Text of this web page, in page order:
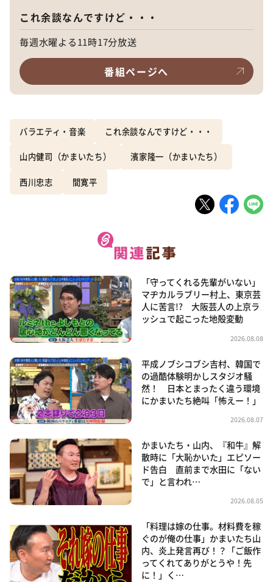
これ余談なんですけど・・・
毎週水曜よる11時17分放送
番組ページへ
バラエティ・音楽 これ余談なんですけど・・・
山内健司（かまいたち） 濱家隆一（かまいたち）
西川忠志 間寛平
「守ってくれる先輩がいない」
マヂカルラブリー村上、東京芸
人に苦言!? 大阪芸人の上京ラ
ッシュで起こった地殻変動
2026.08.08
平成ノブシコブシ吉村、韓国で
の過酷体験明かしスタジオ騒
然！ 日本とまったく違う環境
にかまいたち絶叫「怖えー！」
2026.08.07
かまいたち・山内、『和牛』解
散時に「大恥かいた」エピソー
ド告白 直前まで水田に「ない
で」と言われ…
2026.08.05
「料理は嫁の仕事。材料費を稼
ぐのが俺の仕事」かまいたち山
内、炎上発言再び！？「ご飯作
ってくれてありがとうや！先
に！」く…